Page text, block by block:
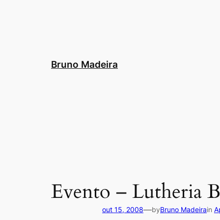
Bruno Madeira
Evento – Lutheria
out 15, 2008—byBruno Madeirain